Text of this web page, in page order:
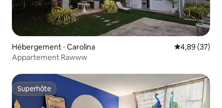
Hébergement ⋅ Carolina Évaluation
4,89 (37)
Appartement Rawww
Superhôte
Superhôte